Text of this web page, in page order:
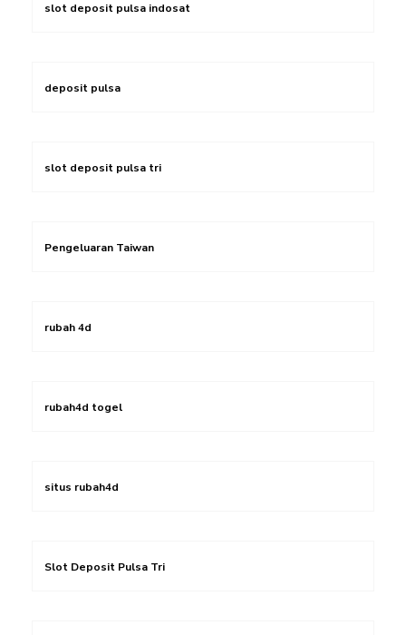
slot deposit pulsa indosat
deposit pulsa
slot deposit pulsa tri
Pengeluaran Taiwan
rubah 4d
rubah4d togel
situs rubah4d
Slot Deposit Pulsa Tri